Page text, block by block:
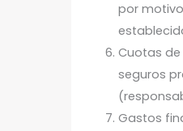
por
Cuotas de
seguros
Gastos